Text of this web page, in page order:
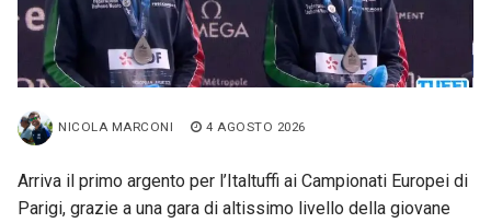
NICOLA MARCONI 4 AGOSTO 2026
Arriva il primo argento per l’Italtuffi ai Campionati Europei di
Parigi, grazie a una gara di altissimo livello della giovane